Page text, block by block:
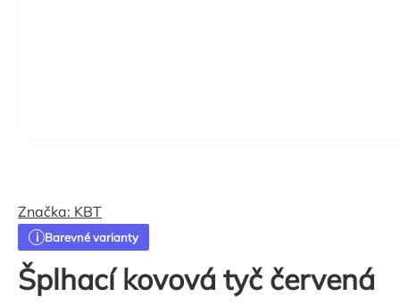
Šplhací kovová tyč červená
Barevné varianty
Značka: KBT